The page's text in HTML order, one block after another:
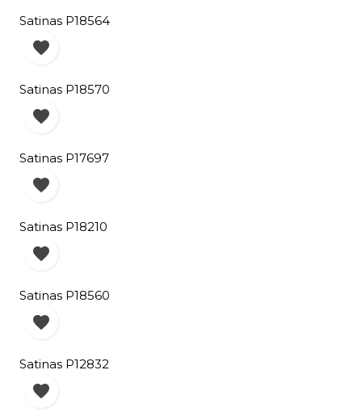
Satinas P18564

Satinas P18570

Satinas P17697

Satinas P18210

Satinas P18560

Satinas P12832
